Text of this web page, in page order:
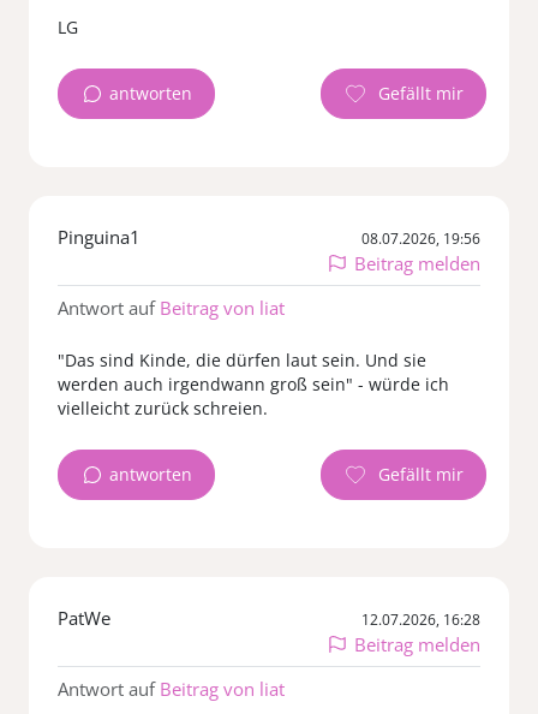
LG
antworten
Pinguina1 08.07.2026, 19:56
Beitrag melden
Antwort auf Beitrag von liat
"Das sind Kinde, die dürfen laut sein. Und sie
werden auch irgendwann groß sein" - würde ich
vielleicht zurück schreien.
antworten
PatWe 12.07.2026, 16:28
Beitrag melden
Antwort auf Beitrag von liat